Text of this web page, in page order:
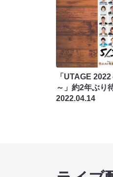
「UTAGE
～」約2年ぶり
2022.04.14